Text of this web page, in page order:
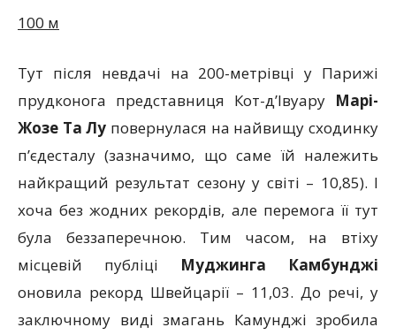
100 м
Тут після невдачі на 200-метрівці у Парижі
прудконога представниця Кот-д’Івуару Марі-
Жозе Та Лу повернулася на найвищу сходинку
п’єдесталу (зазначимо, що саме їй належить
найкращий результат сезону у світі – 10,85). І
хоча без жодних рекордів, але перемога її тут
була беззаперечною. Тим часом, на втіху
місцевій публіці Муджинга Камбунджі
оновила рекорд Швейцарії – 11,03. До речі, у
заключному виді змагань Камунджі зробила